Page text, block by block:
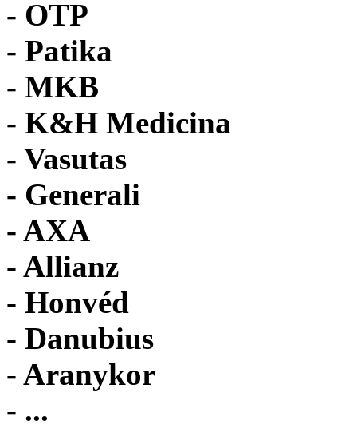
- OTP
- Patika
- MKB
- K&H Medicina
- Vasutas
- Generali
- AXA
- Allianz
- Honvéd
- Danubius
- Aranykor
- ...